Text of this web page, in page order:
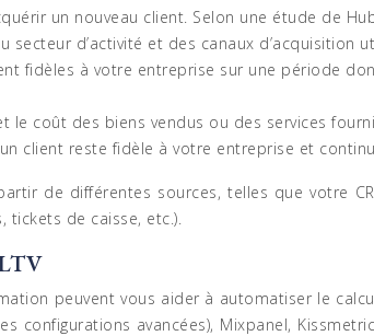
un nouveau client. Selon une étude de
d’activité et des canaux d’acquisition
fidèles à votre entreprise sur une période
le coût des biens vendus ou des services
client reste fidèle à votre entreprise et
de différentes sources, telles que votre
tickets de caisse, etc.).
peuvent vous aider à automatiser le
configurations avancées), Mixpanel,